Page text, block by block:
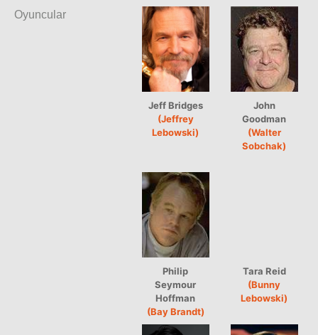
Oyuncular
Jeff Bridges
(Jeffrey
Lebowski)
John
Goodman
(Walter
Sobchak)
Philip
Seymour
Hoffman
(Bay Brandt)
Tara Reid
(Bunny
Lebowski)